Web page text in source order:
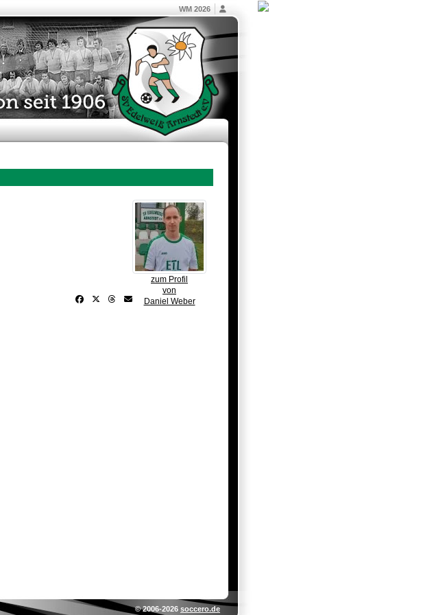
WM 2026
zum Profil
von
Daniel Weber
© 2006-2026 soccero.de